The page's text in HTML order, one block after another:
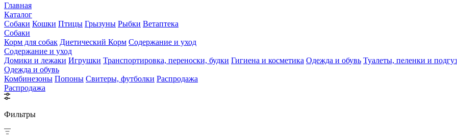
Главная
Каталог
Собаки Кошки Птицы Грызуны Рыбки Ветаптека
Собаки
Корм для собак Диетический Корм Содержание и уход
Содержание и уход
Домики и лежаки Игрушки Транспортировка, переноски, будки Гигиена и косметика Одежда и обувь Туалеты, пеленки и
Одежда и обувь
Комбинезоны Попоны Свитеры, футболки Распродажа
Распродажа
Фильтры